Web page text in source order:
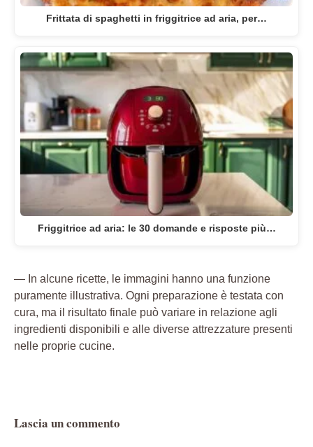
Frittata di spaghetti in friggitrice ad aria, per…
Friggitrice ad aria: le 30 domande e risposte più…
— In alcune ricette, le immagini hanno una funzione
puramente illustrativa. Ogni preparazione è testata con
cura, ma il risultato finale può variare in relazione agli
ingredienti disponibili e alle diverse attrezzature presenti
nelle proprie cucine.
Lascia un commento